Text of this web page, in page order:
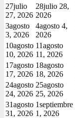
27julio
27, 2026
28julio 28,
2026
3agosto
3, 2026
4agosto 4,
2026
10agosto
10, 2026
11agosto
11, 2026
17agosto
17, 2026
18agosto
18, 2026
24agosto
24, 2026
25agosto
25, 2026
31agosto
31, 2026
1septiembre
1, 2026